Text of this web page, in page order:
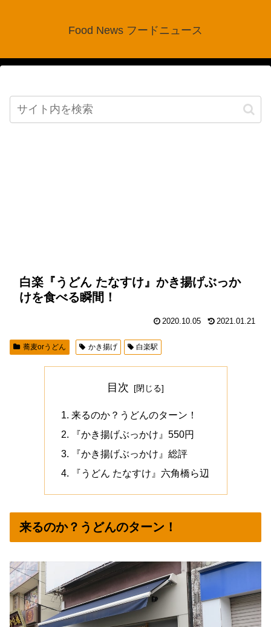
Food News フードニュース
白楽『うどん たなすけ』かき揚げぶっか
けを食べる瞬間！
2020.10.05 2021.01.21
蕎麦orうどん かき揚げ 白楽駅
目次
来るのか？うどんのターン！
『かき揚げぶっかけ』550円
『かき揚げぶっかけ』総評
『うどん たなすけ』六角橋ら辺
来るのか？うどんのターン！